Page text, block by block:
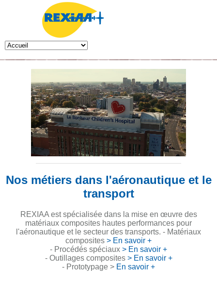
Nos métiers dans l'aéronautique et le
transport
REXIAA est spécialisée dans la mise en œuvre des
matériaux composites hautes performances pour
l'aéronautique et le secteur des transports. - Matériaux
composites > En savoir +
- Procédés spéciaux > En savoir +
- Outillages composites> En savoir +
- Prototypage > En savoir +